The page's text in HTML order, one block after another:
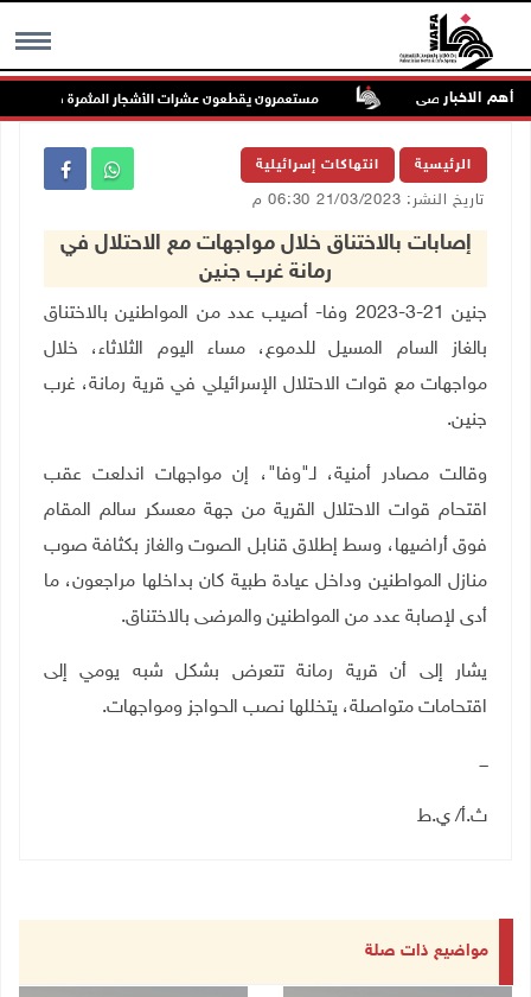
MENU أهم الاخبار
الأقصى مستعمرون يقطعون عشرات الأشجار المثمرة في خربة
الرئيسية انتهاكات إسرائيلية
تاريخ النشر: 21/03/2023 06:30 م
إصابات بالاختناق خلال مواجهات مع الاحتلال في
رمانة غرب جنين
جنين 21-3-2023 وفا- أصيب عدد من المواطنين بالاختناق
بالغاز السام المسيل للدموع، مساء اليوم الثلاثاء، خلال
مواجهات مع قوات الاحتلال الإسرائيلي في قرية رمانة، غرب
جنين.
وقالت مصادر أمنية، لـ"وفا"، إن مواجهات اندلعت عقب
اقتحام قوات الاحتلال القرية من جهة معسكر سالم المقام
فوق أراضيها، وسط إطلاق قنابل الصوت والغاز بكثافة صوب
منازل المواطنين وداخل عيادة طبية كان بداخلها مراجعون، ما
أدى لإصابة عدد من المواطنين والمرضى بالاختناق.
يشار إلى أن قرية رمانة تتعرض بشكل شبه يومي إلى
اقتحامات متواصلة، يتخللها نصب الحواجز ومواجهات.
ـــ
ث.أ/ ي.ط
مواضيع ذات صلة